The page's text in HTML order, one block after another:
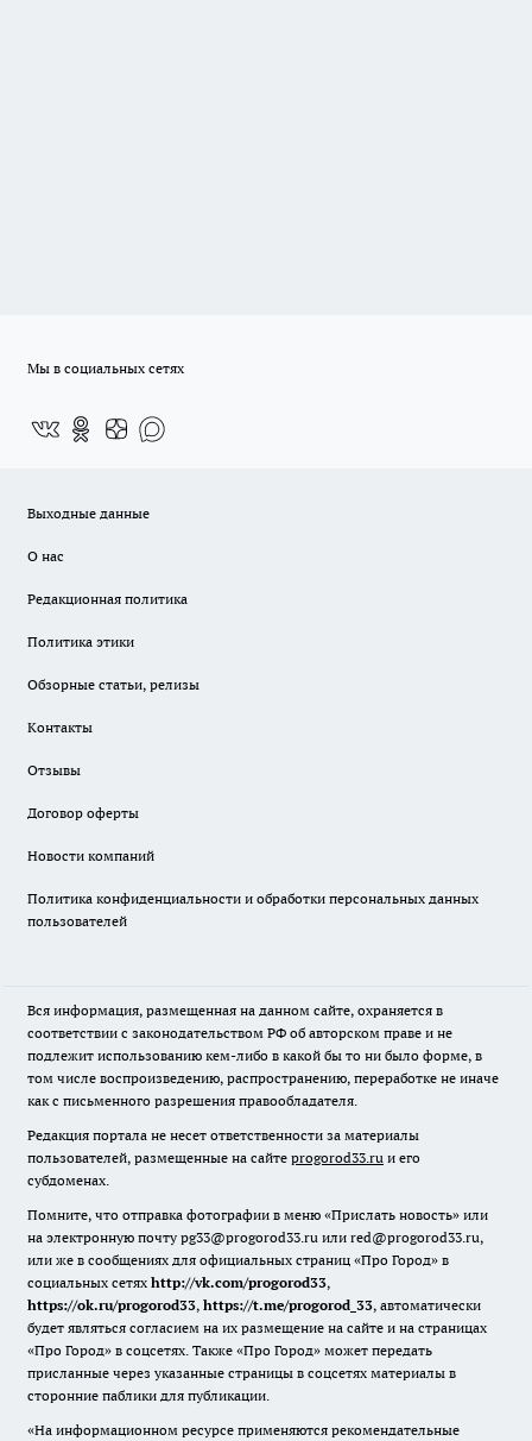
Мы в социальных сетях
Выходные данные
О нас
Редакционная политика
Политика этики
Обзорные статьи, релизы
Контакты
Отзывы
Договор оферты
Новости компаний
Политика конфиденциальности и обработки персональных данных
пользователей
Вся информация, размещенная на данном сайте, охраняется в
соответствии с законодательством РФ об авторском праве и не
подлежит использованию кем-либо в какой бы то ни было форме, в
том числе воспроизведению, распространению, переработке не иначе
как с письменного разрешения правообладателя.
Редакция портала не несет ответственности за материалы
пользователей, размещенные на сайте progorod33.ru и его
субдоменах.
Помните, что отправка фотографии в меню «Прислать новость» или
на электронную почту pg33@progorod33.ru или red@progorod33.ru,
или же в сообщениях для официальных страниц «Про Город» в
социальных сетях http://vk.com/progorod33,
https://ok.ru/progorod33, https://t.me/progorod_33, автоматически
будет являться согласием на их размещение на сайте и на страницах
«Про Город» в соцсетях. Также «Про Город» может передать
присланные через указанные страницы в соцсетях материалы в
сторонние паблики для публикации.
«На информационном ресурсе применяются рекомендательные